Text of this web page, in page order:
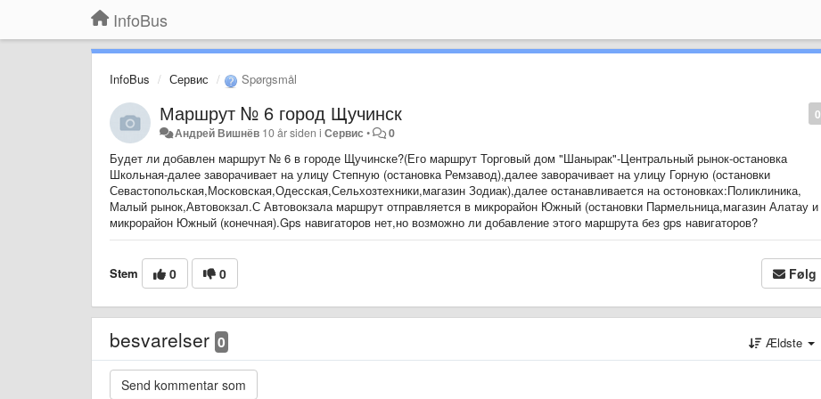
InfoBus
InfoBus Сервис Spørgsmål
0
Маршрут № 6 город Щучинск
Андрей Вишнёв 10 år siden iСервис • 0
Будет ли добавлен маршрут № 6 в городе Щучинске?(Его маршрут Торговый дом "Шанырак"-Центральный рынок-остановка
Школьная-далее заворачивает на улицу Степную (остановка Ремзавод),далее заворачивает на улицу Горную (остановки
Севастопольская,Московская,Одесская,Сельхозтехники,магазин Зодиак),далее останавливается на остоновках:Поликлиника,
Малый рынок,Автовокзал.С Автовокзала маршрут отправляется в микрорайон Южный (остановки Пармельница,магазин Алатау и
микрорайон Южный (конечная).Gps навигаторов нет,но возможно ли добавление этого маршрута без gps навигаторов?
Stem 0 0 Følg
besvarelser 0 Ældste